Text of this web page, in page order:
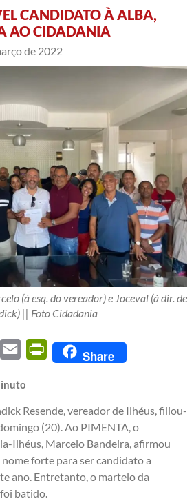
CANDIDATO À ALBA,
AO CIDADANIA
de 2022
(à esq. do vereador) e Joceval (à dir. de
|| Foto Cidadania
Twitter Email PrintFriendly
Share
Resende, vereador de Ilhéus, filiou-
(20). Ao PIMENTA, o
Ilhéus, Marcelo Bandeira, afirmou
forte para ser candidato a
ano. Entretanto, o martelo da
batido.